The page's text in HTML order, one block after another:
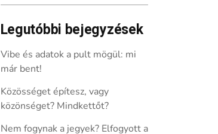
Legutóbbi bejegyzések
Vibe és adatok a pult mögül: mi
már bent!
Közösséget építesz, vagy
közönséget? Mindkettőt?
Nem fogynak a jegyek? Elfogyott a